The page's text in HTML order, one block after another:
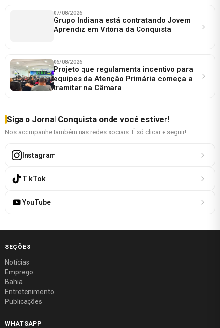
07/08/2026
Grupo Indiana está contratando Jovem
Aprendiz em Vitória da Conquista
06/08/2026
Projeto que regulamenta incentivo para
equipes da Atenção Primária começa a
tramitar na Câmara
Siga o Jornal Conquista onde você estiver!
Nos acompanhe também nas redes sociais. É só clicar e seguir!
Instagram
TikTok
YouTube
SEÇÕES
Notícias
Emprego
Bahia
Entretenimento
Publicações
WHATSAPP